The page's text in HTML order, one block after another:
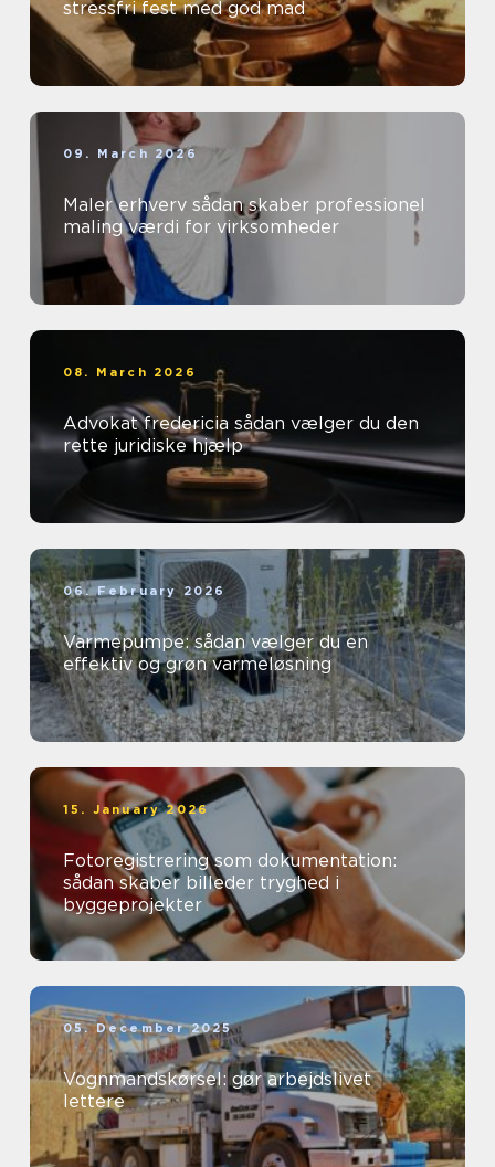
stressfri fest med god mad
09. March 2026
Maler erhverv sådan skaber professionel
maling værdi for virksomheder
08. March 2026
Advokat fredericia sådan vælger du den
rette juridiske hjælp
06. February 2026
Varmepumpe: sådan vælger du en
effektiv og grøn varmeløsning
15. January 2026
Fotoregistrering som dokumentation:
sådan skaber billeder tryghed i
byggeprojekter
05. December 2025
Vognmandskørsel: gør arbejdslivet
lettere